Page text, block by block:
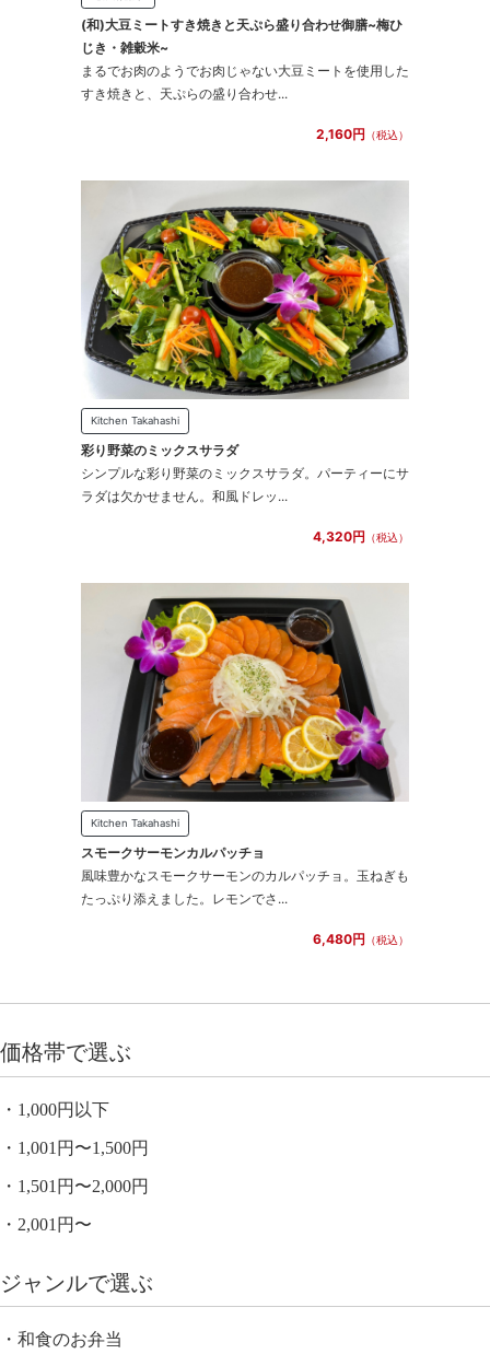
(和)大豆ミートすき焼きと天ぷら盛り合わせ御膳~梅ひ
じき・雑穀米~
まるでお肉のようでお肉じゃない大豆ミートを使用した
すき焼きと、天ぷらの盛り合わせ...
2,160円 （税込）
Kitchen Takahashi
彩り野菜のミックスサラダ
シンプルな彩り野菜のミックスサラダ。パーティーにサ
ラダは欠かせません。和風ドレッ...
4,320円 （税込）
Kitchen Takahashi
スモークサーモンカルパッチョ
風味豊かなスモークサーモンのカルパッチョ。玉ねぎも
たっぷり添えました。レモンでさ...
6,480円 （税込）
価格帯で選ぶ
1,000円以下
1,001円〜1,500円
1,501円〜2,000円
2,001円〜
ジャンルで選ぶ
和食のお弁当